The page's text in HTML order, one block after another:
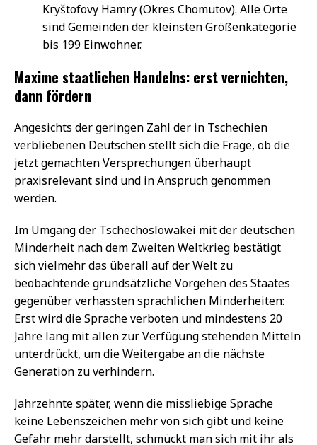
Kryštofovy Hamry (Okres Chomutov). Alle Orte
sind Gemeinden der kleinsten Größenkategorie
bis 199 Einwohner.
Maxime staatlichen Handelns: erst vernichten,
dann fördern
Angesichts der geringen Zahl der in Tschechien
verbliebenen Deutschen stellt sich die Frage, ob die
jetzt gemachten Versprechungen überhaupt
praxisrelevant sind und in Anspruch genommen
werden.
Im Umgang der Tschechoslowakei mit der deutschen
Minderheit nach dem Zweiten Weltkrieg bestätigt
sich vielmehr das überall auf der Welt zu
beobachtende grundsätzliche Vorgehen des Staates
gegenüber verhassten sprachlichen Minderheiten:
Erst wird die Sprache verboten und mindestens 20
Jahre lang mit allen zur Verfügung stehenden Mitteln
unterdrückt, um die Weitergabe an die nächste
Generation zu verhindern.
Jahrzehnte später, wenn die missliebige Sprache
keine Lebenszeichen mehr von sich gibt und keine
Gefahr mehr darstellt, schmückt man sich mit ihr als